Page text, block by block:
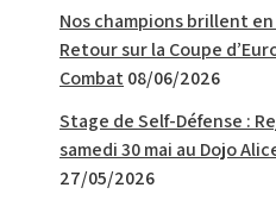
Nos champions brillent
Retour sur la Coupe
Combat 08/06/2026
Stage de Self-Défense :
samedi 30 mai au Dojo
27/05/2026